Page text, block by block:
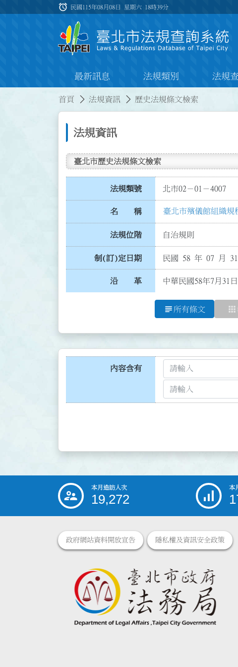
:::
alarm 民國115年08月08日 星期六 18時39分
最新訊息 法規類別 法規
首頁 法規資訊 歷史法規條文檢索
法規資訊
臺北市歷史法規條文檢索
法規類號 北市02－01－4007
名 稱 臺北市殯儀館組織規
法規位階 自治規則
制(訂)定日期 民國 58 年 07 月
沿 革 中華民國58年7月31
subject 所有條文 apps
內容含有
::: 本月造訪人次
19,272
本
政府網站資料開放宣告 隱私權及資訊安全政策